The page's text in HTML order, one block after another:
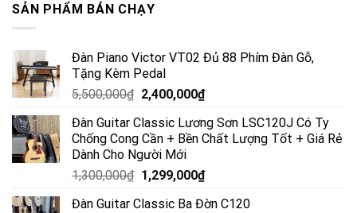
SẢN PHẨM BÁN CHẠY
Đàn Piano Victor VT02 Đủ 88 Phím Đàn Gỗ,
Tặng Kèm Pedal
5,500,000₫ 2,400,000₫
Đàn Guitar Classic Lương Sơn LSC120J Có Ty
Chống Cong Cần + Bền Chất Lượng Tốt + Giá Rẻ
Dành Cho Người Mới
1,300,000₫ 1,299,000₫
Đàn Guitar Classic Ba Đờn C120